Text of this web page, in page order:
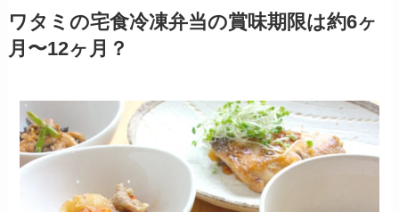
ワタミの宅食冷凍弁当の賞味期限は約6ヶ
月〜12ヶ月？